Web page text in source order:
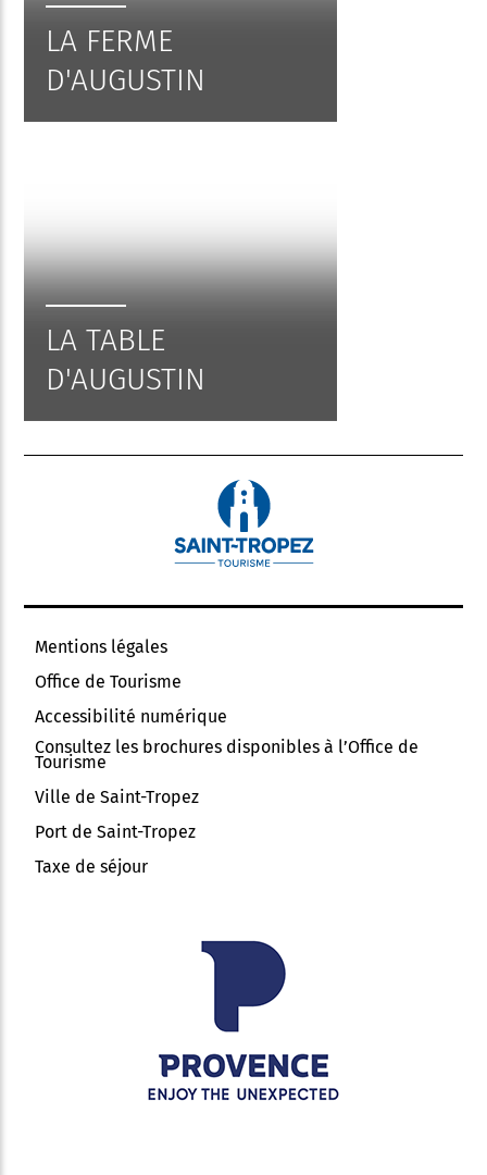
LA FERME
D'AUGUSTIN
LA TABLE
D'AUGUSTIN
Mentions légales
Office de Tourisme
Accessibilité numérique
Consultez les brochures disponibles à l’Office de
Tourisme
Ville de Saint-Tropez
Port de Saint-Tropez
Taxe de séjour